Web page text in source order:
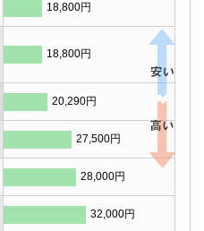
18,800円
18,800円
20,290円
27,500円
28,000円
32,000円